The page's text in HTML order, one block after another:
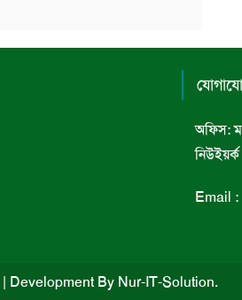
অফিস:
Email
| Development By Nur-IT-Solution.